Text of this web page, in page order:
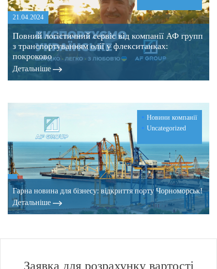
21.04.2024
Повний логістичний сервіс від компанії АФ групп
з транспортуванням олії у флекситанках:
покроково
Детальнiше
Новини компанії
Uncategorized
Гарна новина для бізнесу: відкриття порту Чорноморськ!
Детальнiше
Заявка для розрахунку вартості